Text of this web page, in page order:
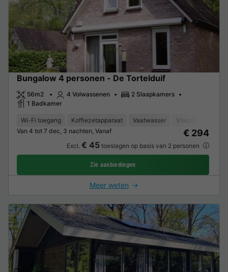
Bungalow 4 personen - De Tortelduif
56m2 4 Volwassenen
2 Slaapkamers
1 Badkamer
Wi-Fi toegang Koffiezetapparaat Vaatwasser Vriezer
Van 4 tot 7 dec, 3 nachten, Vanaf
€ 294
Excl. € 45toeslagen op basis van 2 personen
Zie aanbiedingen
Meer weten